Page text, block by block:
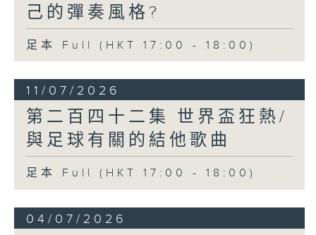
己的彈奏風格?
足本 Full (HKT 17:00 - 18:00)
11/07/2026
第二百四十二集 世界盃狂熱/
與足球有關的結他歌曲
足本 Full (HKT 17:00 - 18:00)
04/07/2026